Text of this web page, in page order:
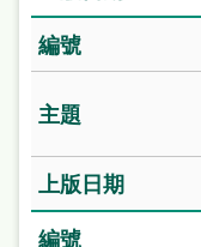
權
及
站
全